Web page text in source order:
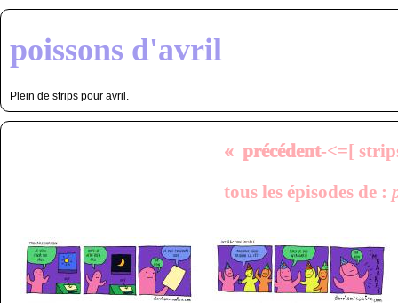
poissons d'avril
Plein de strips pour avril.
« précédent-<=[
tous les épisodes de :